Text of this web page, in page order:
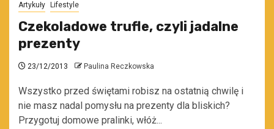
Artykuły Lifestyle
Czekoladowe trufle, czyli jadalne
prezenty
23/12/2013 Paulina Reczkowska
Wszystko przed świętami robisz na ostatnią chwilę i
nie masz nadal pomysłu na prezenty dla bliskich?
Przygotuj domowe pralinki, włóż...